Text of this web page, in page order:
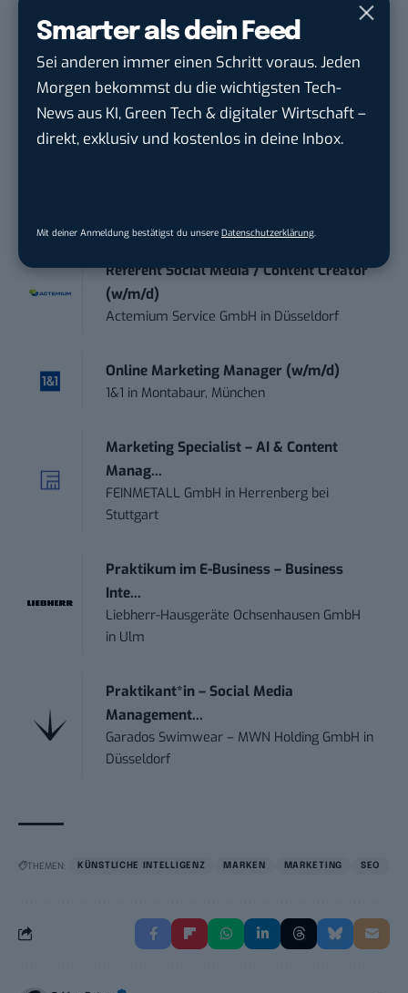
Smarter als dein Feed
Sei anderen immer einen Schritt voraus. Jeden
Morgen bekommst du die wichtigsten Tech-
News aus KI, Green Tech & digitaler Wirtschaft –
direkt, exklusiv und kostenlos in deine Inbox.
Mit deiner Anmeldung bestätigst du unsere Datenschutzerklärung
(w/m/d)
Zentrum für Digitale Souveränität der Öffe...
inBochum
Referent Social Media / Content Creator
(w/m/d)
Actemium Service GmbH in Düsseldorf
Online Marketing Manager (w/m/d)
1&1 in Montabaur, München
Marketing Specialist – AI & Content
Manag...
FEINMETALL GmbH in Herrenberg bei
Stuttgart
Praktikum im E-Business – Business
Inte...
Liebherr-Hausgeräte Ochsenhausen GmbH
in Ulm
Praktikant*in – Social Media
Management...
Garados Swimwear – MWN Holding GmbH in
Düsseldorf
THEMEN: KÜNSTLICHE INTELLIGENZ MARKEN MARKETING SEO